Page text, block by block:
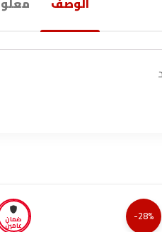
ضمان
عامين
-28%